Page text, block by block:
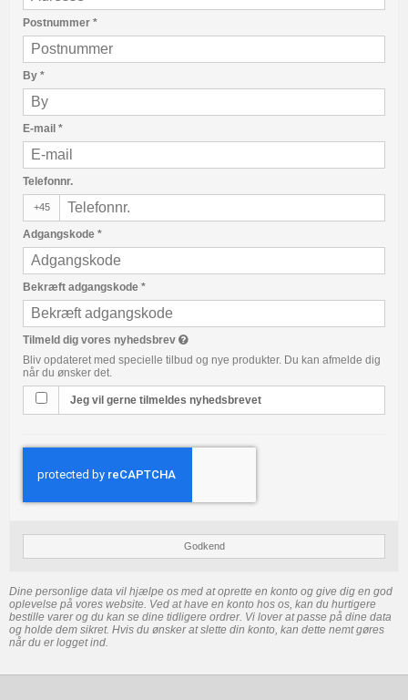
Postnummer *
By *
E-mail *
Telefonnr.
+45
Adgangskode *
Bekræft adgangskode *
Tilmeld dig vores nyhedsbrev
Bliv opdateret med specielle tilbud og nye produkter. Du kan afmelde dig
når du ønsker det.
Jeg vil gerne tilmeldes nyhedsbrevet
Godkend
Dine personlige data vil hjælpe os med at oprette en konto og give dig en god
oplevelse på vores website. Ved at have en konto hos os, kan du hurtigere
bestille varer og du kan se dine tidligere ordrer. Vi lover at passe på dine data
og holde dem sikret. Hvis du ønsker at slette din konto, kan dette nemt gøres
når du er logget ind.